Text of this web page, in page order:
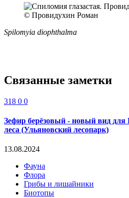
© Провидухин Роман
Spilomyia diophthalma
Связанные заметки
318 0 0
Зефир берёзовый - новый вид для
леса (Ульяновский лесопарк)
13.08.2024
Фауна
Флора
Грибы и лишайники
Биотопы